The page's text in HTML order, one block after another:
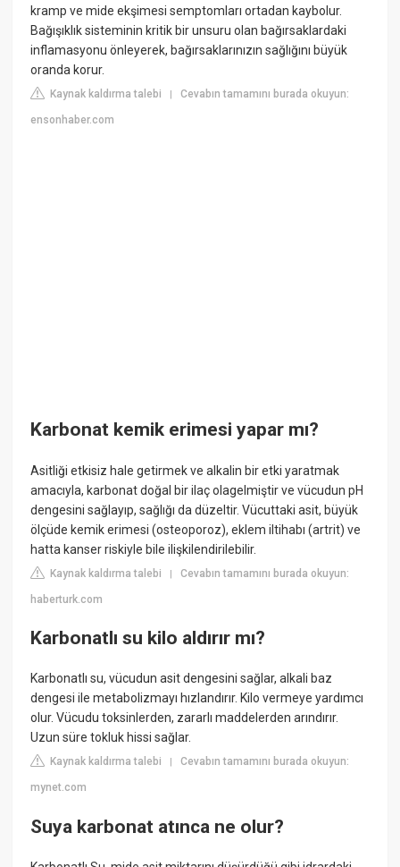
kramp ve mide ekşimesi semptomları ortadan kaybolur.
Bağışıklık sisteminin kritik bir unsuru olan bağırsaklardaki
inflamasyonu önleyerek, bağırsaklarınızın sağlığını büyük
oranda korur.
Kaynak kaldırma talebi |Cevabın tamamını burada okuyun:
ensonhaber.com
Karbonat kemik erimesi yapar mı?
Asitliği etkisiz hale getirmek ve alkalin bir etki yaratmak
amacıyla, karbonat doğal bir ilaç olagelmiştir ve vücudun pH
dengesini sağlayıp, sağlığı da düzeltir. Vücuttaki asit, büyük
ölçüde kemik erimesi (osteoporoz), eklem iltihabı (artrit) ve
hatta kanser riskiyle bile ilişkilendirilebilir.
Kaynak kaldırma talebi |Cevabın tamamını burada okuyun:
haberturk.com
Karbonatlı su kilo aldırır mı?
Karbonatlı su, vücudun asit dengesini sağlar, alkali baz
dengesi ile metabolizmayı hızlandırır. Kilo vermeye yardımcı
olur. Vücudu toksinlerden, zararlı maddelerden arındırır.
Uzun süre tokluk hissi sağlar.
Kaynak kaldırma talebi |Cevabın tamamını burada okuyun:
mynet.com
Suya karbonat atınca ne olur?